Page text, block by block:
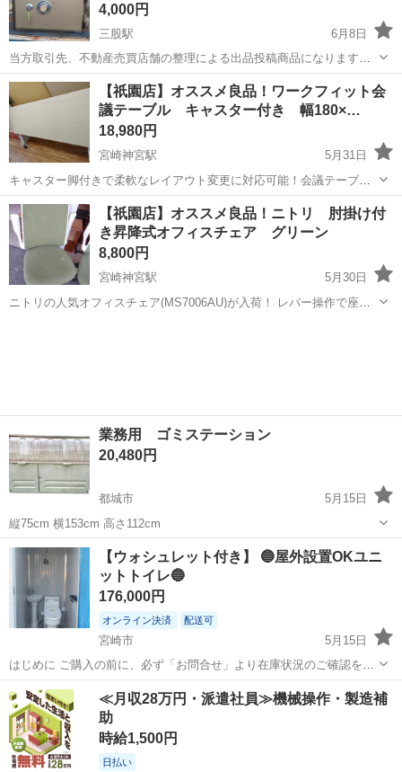
4,000円
三股駅
6月8日
当方取引先、不動産売買店舗の整理による出品投稿商品になります。
鍵施錠ﾀﾞｲﾔﾙ開閉式耐火金庫になります。 格安にとお譲りします。 取
引時に鍵施錠ﾀﾞｲﾔﾙ番号を教えます。 質問及び取引に関しては、当方
自己紹介欄に記載があり...
宮崎 都城市 三股駅 オフィス用家具 自己紹介
【祇園店】オススメ良品！ワークフィット会
議テーブル キャスター付き 幅180×…
18,980円
宮崎神宮駅
5月31日
キャスター脚付きで柔軟なレイアウト変更に対応可能！会議テーブル
が入荷！ 折り畳みもできるので会議や商談、ほか作業用などにも大活
躍な商品です◎ サイズ：幅180×高さ73×奥行き60 🔻店舗にて同時販売
中です。 ご来店順...
宮崎 宮崎市 宮崎神宮駅 オフィス用家具 キャスター
【祇園店】オススメ良品！ニトリ 肘掛け付
き昇降式オフィスチェア グリーン
8,800円
宮崎神宮駅
5月30日
ニトリの人気オフィスチェア(MS7006AU)が入荷！ レバー操作で座面
業務用 ゴミステーション
20,480円
都城市
5月15日
縦75cm 横153cm 高さ112cm
宮崎 都城市 オフィス用家具 業務用
【ウォシュレット付き】 🔵屋外設置OKユニ
ットトイレ🔵
176,000円
オンライン決済 配送可
宮崎市
5月15日
はじめに ご購入の前に、必ず「お問合せ」より在庫状況のご確認をお
願いいたします。 -----------------------------------------------------------------...
宮崎 宮崎市 オフィス用家具 ウォシュレット
≪月収28万円・派遣社員≫機械操作・製造補
助
時給1,500円
日払い